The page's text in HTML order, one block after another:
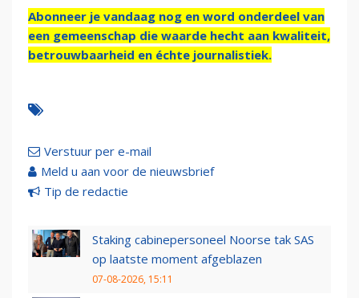
Abonneer je vandaag nog en word onderdeel van
een gemeenschap die waarde hecht aan kwaliteit,
betrouwbaarheid en échte journalistiek.
Verstuur per e-mail
Meld u aan voor de nieuwsbrief
Tip de redactie
Staking cabinepersoneel Noorse tak SAS
op laatste moment afgeblazen
07-08-2026, 15:11